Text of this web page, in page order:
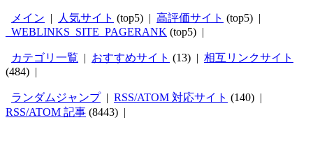
メイン | 人気サイト (top5) | 高評価サイト (top5) |
_WEBLINKS_SITE_PAGERANK (top5) |
カテゴリ一覧 | おすすめサイト (13) | 相互リンクサイト
(484) |
ランダムジャンプ| RSS/ATOM 対応サイト (140) |
RSS/ATOM 記事 (8443) |